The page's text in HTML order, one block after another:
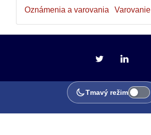
Oznámenia a varovania
Varovanie
Tmavý režim